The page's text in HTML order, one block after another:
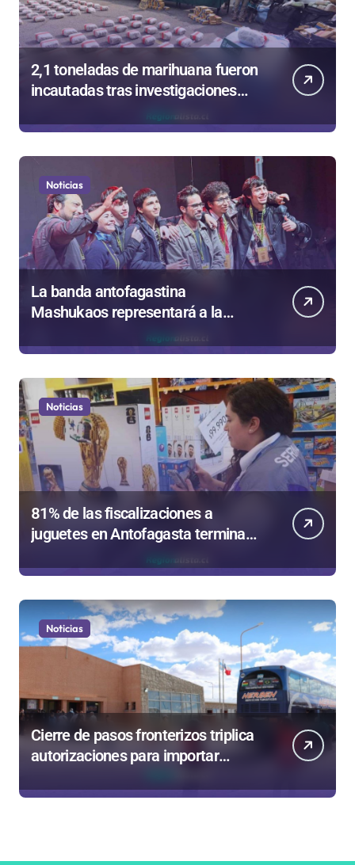
2,1 toneladas de marihuana fueron
incautadas tras investigaciones
Noticias
La banda antofagastina
Mashukaos representará a la
de Valparaíso
Noticias
81% de las fiscalizaciones a
juguetes en Antofagasta termina
en sumarios sanitarios
Noticias
Cierre de pasos fronterizos triplica
autorizaciones para importar